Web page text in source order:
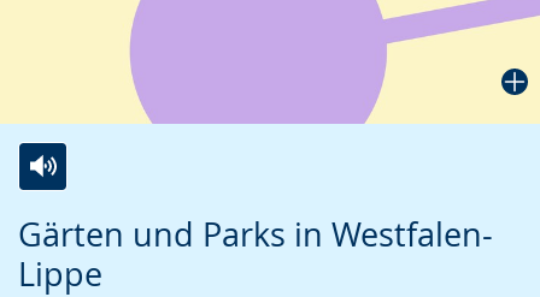
Gärten und Parks in Westfalen-
Lippe
Leichten
Sprache
Audio-
Unterstützung.
Video
in